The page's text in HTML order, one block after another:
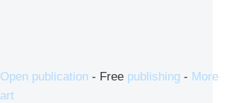
Open publication - Free publishing - More
art